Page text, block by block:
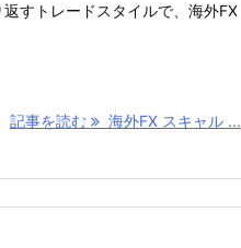
すトレードスタイルで、海外FX
記事を読む 海外FX スキャル ...